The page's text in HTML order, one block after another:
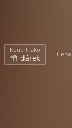
Koupit jako
dárek